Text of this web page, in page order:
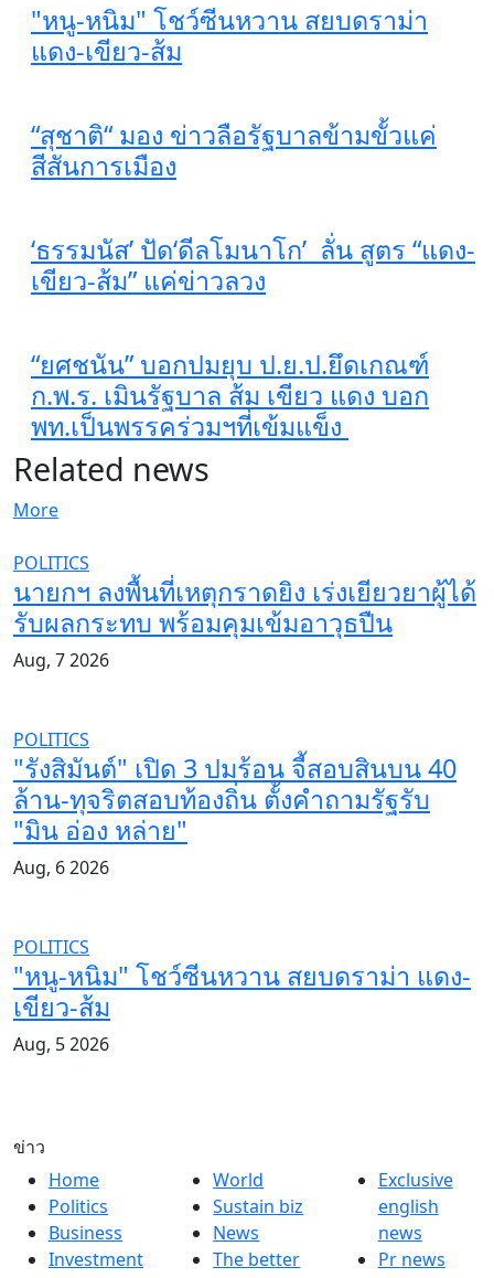
"หนู-หนิม" โชว์ซีนหวาน สยบดราม่า
แดง-เขียว-ส้ม
“สุชาติ“ มอง ข่าวลือรัฐบาลข้ามขั้วแค่
สีสันการเมือง
‘ธรรมนัส’ ปัด‘ดีลโมนาโก’ ลั่น สูตร “แดง-
เขียว-ส้ม” แค่ข่าวลวง
“ยศชนัน” บอกปมยุบ ป.ย.ป.ยึดเกณฑ์
ก.พ.ร. เมินรัฐบาล ส้ม เขียว แดง บอก
พท.เป็นพรรคร่วมฯที่เข้มแข็ง
Related news
More
POLITICS
นายกฯ ลงพื้นที่เหตุกราดยิง เร่งเยียวยาผู้ได้
รับผลกระทบ พร้อมคุมเข้มอาวุธปืน
Aug, 7 2026
POLITICS
"รังสิมันต์" เปิด 3 ปมร้อน จี้สอบสินบน 40
ล้าน-ทุจริตสอบท้องถิ่น ตั้งคำถามรัฐรับ
"มิน อ่อง หล่าย"
Aug, 6 2026
POLITICS
"หนู-หนิม" โชว์ซีนหวาน สยบดราม่า แดง-
เขียว-ส้ม
Aug, 5 2026
ข่าว
Home
Politics
Business
Investment
World
Sustain biz
News
The better
Exclusive
english
news
Pr news